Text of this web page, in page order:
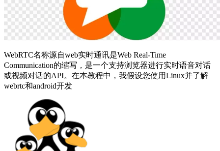
WebRTC名称源自web实时通讯是Web Real-Time
Communication的缩写，是一个支持浏览器进行实时语音对话
或视频对话的API。在本教程中，我假设您使用Linux并了解
webrtc和android开发